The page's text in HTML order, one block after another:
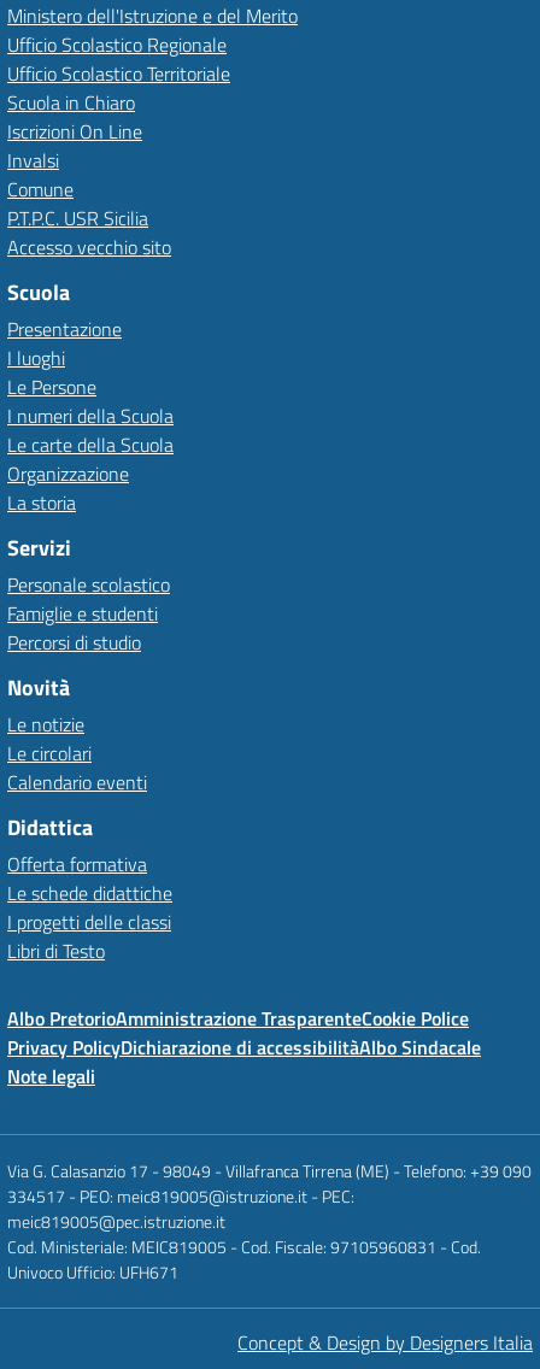
Ministero dell'Istruzione e del Merito
Ufficio Scolastico Regionale
Ufficio Scolastico Territoriale
Scuola in Chiaro
Iscrizioni On Line
Invalsi
Comune
P.T.P.C. USR Sicilia
Accesso vecchio sito
Scuola
Presentazione
I luoghi
Le Persone
I numeri della Scuola
Le carte della Scuola
Organizzazione
La storia
Servizi
Personale scolastico
Famiglie e studenti
Percorsi di studio
Novità
Le notizie
Le circolari
Calendario eventi
Didattica
Offerta formativa
Le schede didattiche
I progetti delle classi
Libri di Testo
Albo PretorioAmministrazione TrasparenteCookie Police
Privacy PolicyDichiarazione di accessibilitàAlbo Sindacale
Note legali
Via G. Calasanzio 17 - 98049 - Villafranca Tirrena (ME) - Telefono: +39 090
334517 - PEO: meic819005@istruzione.it - PEC:
meic819005@pec.istruzione.it
Cod. Ministeriale: MEIC819005 - Cod. Fiscale: 97105960831 - Cod.
Univoco Ufficio: UFH671
Concept & Design by Designers Italia